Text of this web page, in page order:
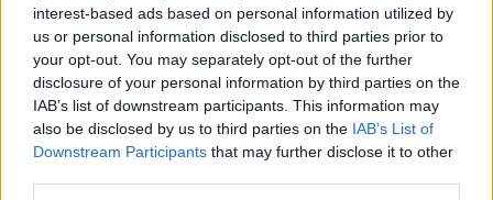
interest-based ads based on personal information utilized by
us or personal information disclosed to third parties prior to
your opt-out. You may separately opt-out of the further
disclosure of your personal information by third parties on the
IAB’s list of downstream participants. This information may
also be disclosed by us to third parties on the IAB’s List of
Downstream Participants that may further disclose it to other
In evidenza